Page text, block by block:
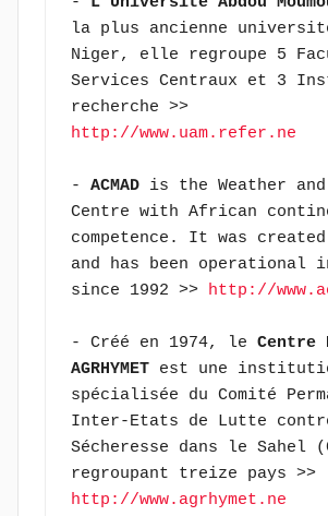
la plus ancienne
Niger, elle regroupe 5
Services Centraux et 3
recherche >>
http://www.uam.refer.ne
- ACMAD is the Weather and
Centre with African
competence. It was
and has been operational
since 1992 >> http://
- Créé en 1974, le Centre
AGRHYMET est une
spécialisée du Comité
Inter-Etats de Lutte
Sécheresse dans le Sahel
regroupant treize pays >>
http://www.agrhymet.ne